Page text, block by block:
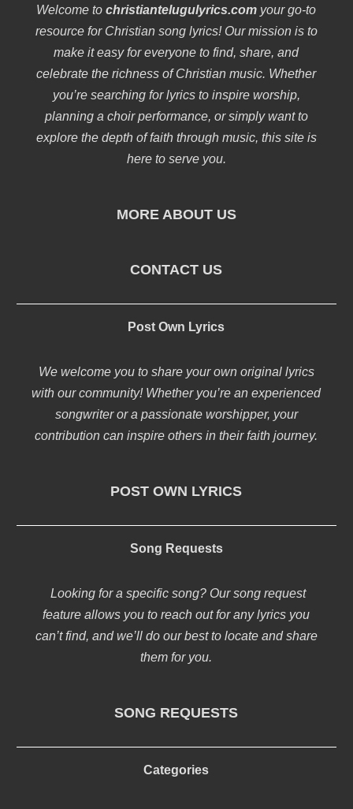
Welcome tochristiantelugulyrics.com your go-to
resource for Christian song lyrics! Our mission is to
make it easy for everyone to find, share, and
celebrate the richness of Christian music. Whether
you’re searching for lyrics to inspire worship,
planning a choir performance, or simply want to
explore the depth of faith through music, this site is
here to serve you.
MORE ABOUT US
CONTACT US
Post Own Lyrics
We welcome you to share your own original lyrics
with our community! Whether you’re an experienced
songwriter or a passionate worshipper, your
contribution can inspire others in their faith journey.
POST OWN LYRICS
Song Requests
Looking for a specific song? Our song request
feature allows you to reach out for any lyrics you
can’t find, and we’ll do our best to locate and share
them for you.
SONG REQUESTS
Categories